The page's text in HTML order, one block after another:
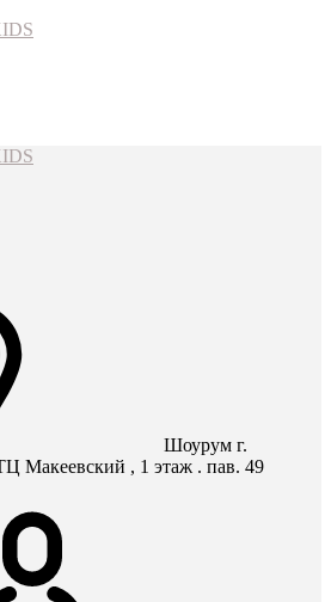
Шоурум г.
Макеевский , 1 этаж . пав. 49